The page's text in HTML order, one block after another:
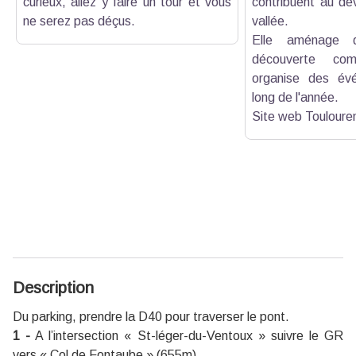
ne serez pas déçus.
vallée.
Elle aménage
découverte
organise des
long de l'année.
Site web
Description
Du parking, prendre la D40 pour traverser le pont.
1 - A l’intersection « St-léger-du-Ventoux » suivre le GR